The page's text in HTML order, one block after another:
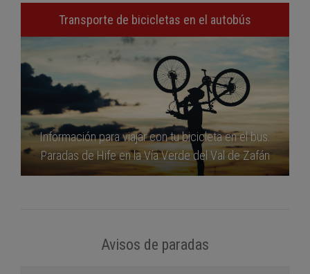
Transporte de bicicletas en el autobús
Información para viajar con tu bicicleta en el bus.
Paradas de Hife en la Vía Verde del Val de Zafán
Avisos de paradas